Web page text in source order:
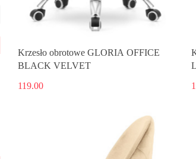
Krzesło obrotowe GLORIA OFFICE
BLACK VELVET
119.00